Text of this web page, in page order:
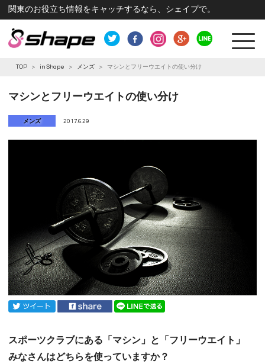
関東のお役立ち情報をキャッチするなら、シェイプで。
TOP > in Shape > メンズ > マシンとフリーウエイトの使い分け
マシンとフリーウエイトの使い分け
メンズ 2017.6.29
スポーツクラブにある「マシン」と「フリーウエイト」
みなさんはどちらを使っていますか？